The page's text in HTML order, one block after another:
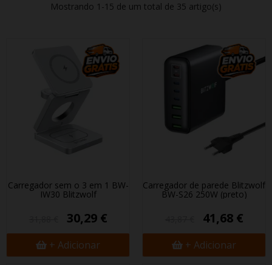
Mostrando 1-15 de um total de 35 artigo(s)
Carregador sem fio 3 em 1 BW-
IW30 Blitzwolf
30,29 €
+ Adicionar
Carregador de parede Blitzwolf
BW-S26 250W (preto)
41,68 €
+ Adicionar